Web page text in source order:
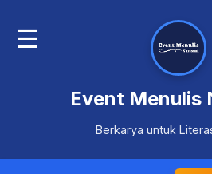
☰
Event Menulis
Berkarya untuk